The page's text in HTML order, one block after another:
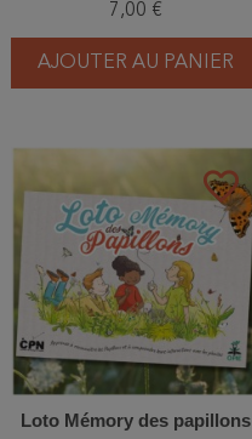
7,00 €
AJOUTER AU PANIER
favorite_border
Loto Mémory des papillons